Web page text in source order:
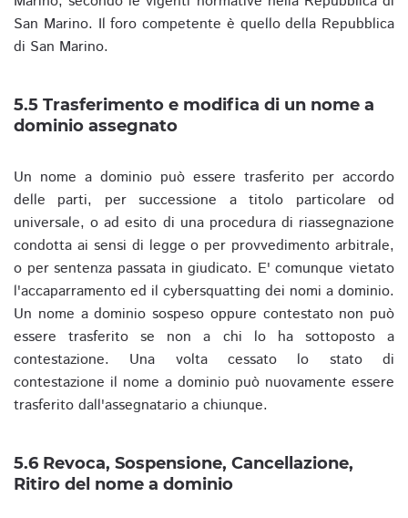
San Marino. Il foro competente è quello della Repubblica
di San Marino.
5.5 Trasferimento e modifica di un nome a
dominio assegnato
Un nome a dominio può essere trasferito per accordo
delle parti, per successione a titolo particolare od
universale, o ad esito di una procedura di riassegnazione
condotta ai sensi di legge o per provvedimento arbitrale,
o per sentenza passata in giudicato. E' comunque vietato
l'accaparramento ed il cybersquatting dei nomi a dominio.
Un nome a dominio sospeso oppure contestato non può
essere trasferito se non a chi lo ha sottoposto a
contestazione. Una volta cessato lo stato di
contestazione il nome a dominio può nuovamente essere
trasferito dall'assegnatario a chiunque.
5.6 Revoca, Sospensione, Cancellazione,
Ritiro del nome a dominio